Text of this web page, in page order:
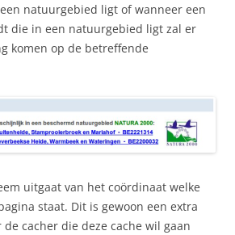
natuurgebied ligt of wanneer een
die in een natuurgebied ligt zal er
komen op de betreffende
uitgaat van het coördinaat welke
staat. Dit is gewoon een extra
cacher die deze cache wil gaan